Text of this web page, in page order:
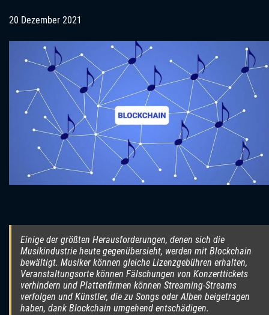
20 Dezember 2021
Einige der größten Herausforderungen, denen sich die
Musikindustrie heute gegenübersieht, werden mit Blockchain
bewältigt. Musiker können gleiche Lizenzgebühren erhalten,
Veranstaltungsorte können Fälschungen von Konzerttickets
verhindern und Plattenfirmen können Streaming-Streams
verfolgen und Künstler, die zu Songs oder Alben beigetragen
haben, dank Blockchain umgehend entschädigen.